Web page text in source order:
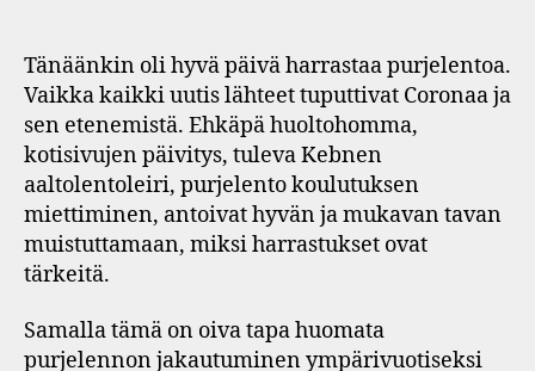
Tänäänkin oli hyvä päivä harrastaa purjelentoa.
Vaikka kaikki uutis lähteet tuputtivat Coronaa ja
sen etenemistä. Ehkäpä huoltohomma,
kotisivujen päivitys, tuleva Kebnen
aaltolentoleiri, purjelento koulutuksen
miettiminen, antoivat hyvän ja mukavan tavan
muistuttamaan, miksi harrastukset ovat
tärkeitä.
Samalla tämä on oiva tapa huomata
purjelennon jakautuminen ympärivuotiseksi